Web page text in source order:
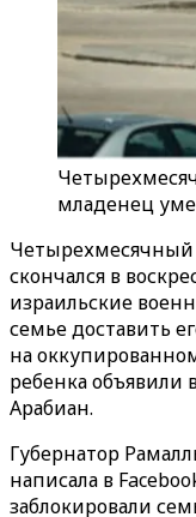
младенец
скончался в
израильские
семье доставить
на
ребенка
Арабиан.
Губернатор
написала в
заблокировали